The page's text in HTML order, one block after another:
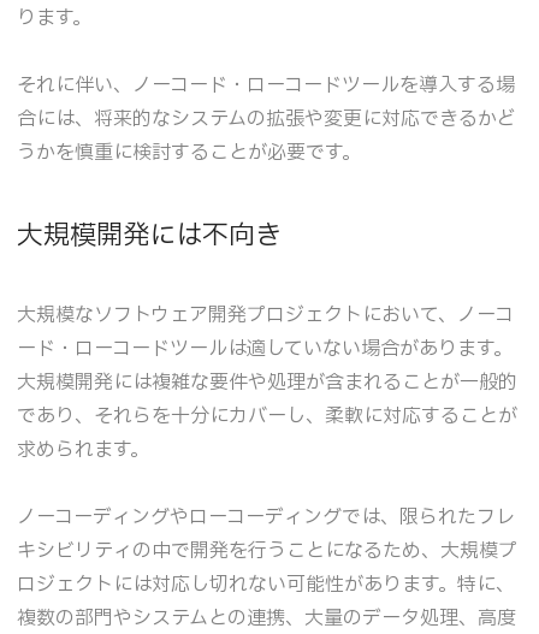
ります。
それに伴い、ノーコード・ローコードツールを導入する場
合には、将来的なシステムの拡張や変更に対応できるかど
うかを慎重に検討することが必要です。
大規模開発には不向き
大規模なソフトウェア開発プロジェクトにおいて、ノーコ
ード・ローコードツールは適していない場合があります。
大規模開発には複雑な要件や処理が含まれることが一般的
であり、それらを十分にカバーし、柔軟に対応することが
求められます。
ノーコーディングやローコーディングでは、限られたフレ
キシビリティの中で開発を行うことになるため、大規模プ
ロジェクトには対応し切れない可能性があります。特に、
複数の部門やシステムとの連携、大量のデータ処理、高度